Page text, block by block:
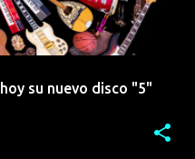
su nuevo disco "5"